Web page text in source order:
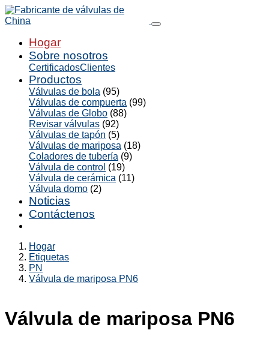
Hogar
Sobre nosotros
CertificadosClientes
Productos
Válvulas de bola (95)
Válvulas de compuerta (99)
Válvulas de Globo (88)
Revisar válvulas (92)
Válvulas de tapón (5)
Válvulas de mariposa (18)
Coladores de tubería (9)
Válvula de control (19)
Válvula de cerámica (11)
Válvula domo (2)
Noticias
Contáctenos
Hogar
Etiquetas
PN
Válvula de mariposa PN6
Válvula de mariposa PN6